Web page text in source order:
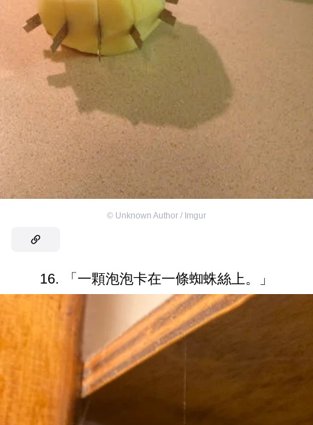
© Unknown Author / Imgur
16. 「一顆泡泡卡在一條蜘蛛絲上。」